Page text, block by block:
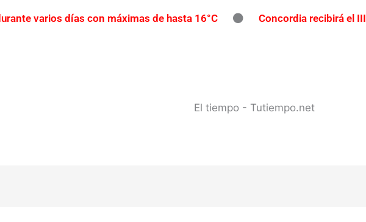
varios días con máximas de hasta 16°C
Concordia recibirá el III
El tiempo - Tutiempo.net